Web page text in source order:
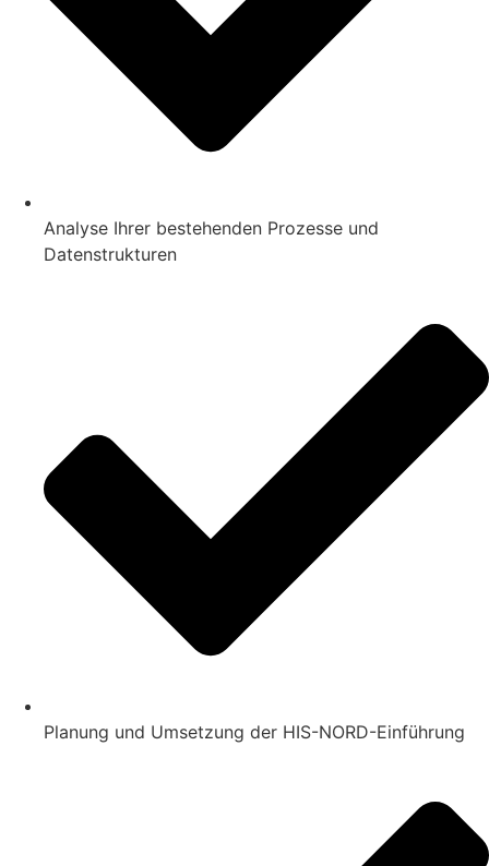
Analyse Ihrer bestehenden Prozesse und
Datenstrukturen
Planung und Umsetzung der HIS-NORD-Einführung